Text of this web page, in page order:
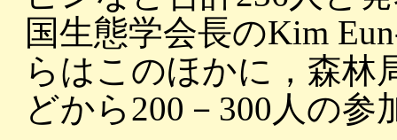
国生態学会長のKim
らはこのほかに，森林
どから200－300人の